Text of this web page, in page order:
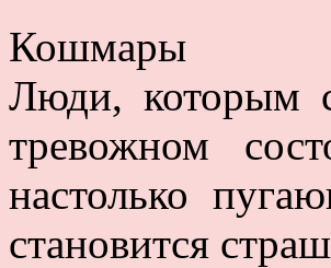
Кошмары
Люди, которым
тревожном
настолько
становится